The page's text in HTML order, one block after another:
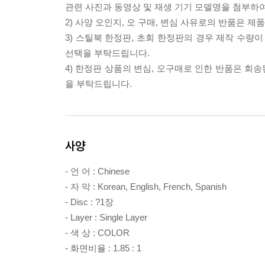
관련 사진과 동영상 및 재생 기기 모델명을 첨부하
2) 사양 오인지, 오 구매, 변심 사유로의 반품은 제
3) 스틸북 한정판, 초회 한정판의 경우 제작 수량
선택을 부탁드립니다.
4) 한정판 상품의 변심, 오구매로 인한 반품은 회
을 부탁드립니다.
사양
- 언 어 : Chinese
- 자 막 : Korean, English, French, Spanish
- Disc : ?1장
- Layer : Single Layer
- 색 상 : COLOR
- 화면비율 : 1.85 : 1